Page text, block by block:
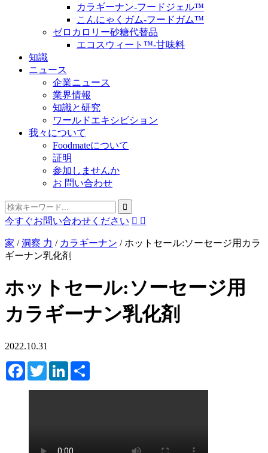
カラギーナン-フードジェル™
こんにゃくガム-フードガム™
ゼロカロリー砂糖代替品
エコスウィート™-甘味料
知識
ニュース
企業ニュース
業界情報
知識と研究
ワールドエキシビション
我々について
Foodmateについて
証明
参加しませんか
お 問い合わせ
今すぐお問い合わせください  
家 /洞察 力 / カラギーナン / ホットセール:ソーセージ用カラ
ギーナン乳化剤
ホットセール:ソーセージ用
カラギーナン乳化剤
2022.10.31
FacebookTwitterLinkedIn